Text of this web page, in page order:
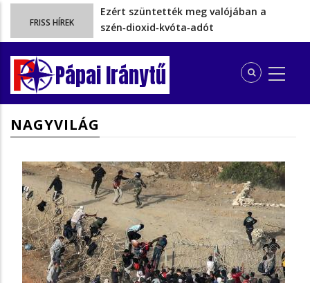
FRISS HÍREK
Ezért szüntették meg valójában a
szén‑dioxid‑kvóta‑adót
Energiakrízis: Magyar Péter szerint még
hetekig nem lehet…
A spanyol enklávét elárasztják a
tengeren érkező migránsok
Rétvári Bence: Magyar Péter gőzerővel
Az iskolakezdési támogatásból kieső
Pápai Iránytű
NAGYVILÁG